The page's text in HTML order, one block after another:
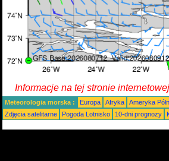
Informacje na tej stronie
Meteorologia morska : Europa Afryka Ameryka
Zdjęcia satelitarne
Pogoda Lotnisko 10-dni prognozy